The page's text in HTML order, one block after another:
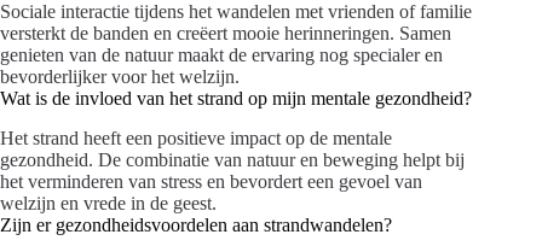
Sociale interactie tijdens het wandelen met vrienden of familie
versterkt de banden en creëert mooie herinneringen. Samen
genieten van de natuur maakt de ervaring nog specialer en
bevorderlijker voor het welzijn.
Wat is de invloed van het strand op mijn mentale gezondheid?
Het strand heeft een positieve impact op de mentale
gezondheid. De combinatie van natuur en beweging helpt bij
het verminderen van stress en bevordert een gevoel van
welzijn en vrede in de geest.
Zijn er gezondheidsvoordelen aan strandwandelen?